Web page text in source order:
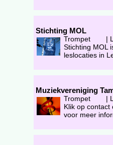
Stichting MOL
Trompet |
Stichting MOL
leslocaties in
Muziekvereniging
Trompet |
Klik op contact
voor meer